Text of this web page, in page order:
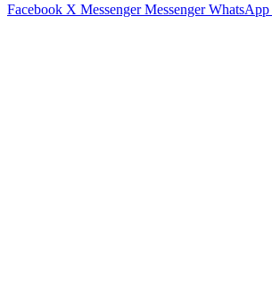
Facebook X Messenger Messenger WhatsApp